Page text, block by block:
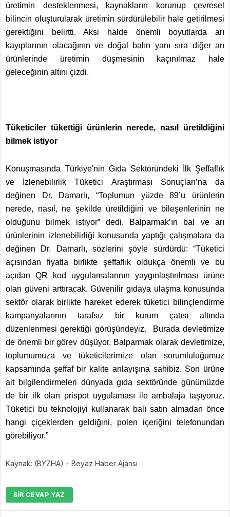
üretimin desteklenmesi, kaynakların korunup çevresel
bilincin oluşturularak üretimin sürdürülebilir hale getirilmesi
gerektiğini belirtti. Aksi halde önemli boyutlarda arı
kayıplarının olacağının ve doğal balın yanı sıra diğer arı
ürünlerinde üretimin düşmesinin kaçınılmaz hale
geleceğinin altını çizdi.
Tüketiciler tükettiği ürünlerin nerede, nasıl üretildiğini
bilmek istiyor
Konuşmasında Türkiye'nin Gıda Sektöründeki İlk Şeffaflık
ve İzlenebilirlik Tüketici Araştırması Sonuçları’na da
değinen Dr. Damarlı, “Toplumun yüzde 89’u ürünlerin
nerede, nasıl, ne şekilde üretildiğini ve bileşenlerinin ne
olduğunu bilmek istiyor” dedi. Balparmak’ın bal ve arı
ürünlerinin izlenebilirliği konusunda yaptığı çalışmalara da
değinen Dr. Damarlı, sözlerini şöyle sürdürdü: “Tüketici
açısından fiyatla birlikte şeffaflık oldukça önemli ve bu
açıdan QR kod uygulamalarının yaygınlaştırılması ürüne
olan güveni arttıracak. Güvenilir gıdaya ulaşma konusunda
sektör olarak birlikte hareket ederek tüketici bilinçlendirme
kampanyalarının tarafsız bir kurum çatısı altında
düzenlenmesi gerektiği görüşündeyiz. Burada devletimize
de önemli bir görev düşüyor. Balparmak olarak devletimize,
toplumumuza ve tüketicilerimize olan sorumluluğumuz
kapsamında şeffaf bir kalite anlayışına sahibiz. Son ürüne
ait bilgilendirmeleri dünyada gıda sektöründe günümüzde
de bir ilk olan prispot uygulaması ile ambalaja taşıyoruz.
Tüketici bu teknolojiyi kullanarak balı satın almadan önce
hangi çiçeklerden geldiğini, polen içeriğini telefonundan
görebiliyor.”
Kaynak: (BYZHA) – Beyaz Haber Ajansı
BIR CEVAP YAZ